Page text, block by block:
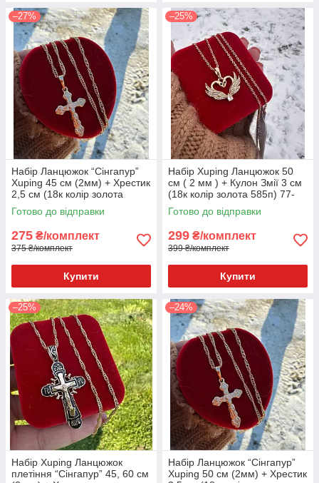
–27%
Набір Ланцюжок “Сінгапур”
Xuping 45 см (2мм) + Хрестик
2,5 см (18к колір золота
585п) 82-037-1
Готово до відправки
275 ₴/комплект
375 ₴/комплект
Купити
–25%
Набір Xuping Ланцюжок 50
см ( 2 мм ) + Кулон Змії 3 см
(18к колір золота 585п) 77-
132
Готово до відправки
299 ₴/комплект
399 ₴/комплект
Купити
–25%
Набір Xuping Ланцюжок
плетіння “Сінгапур” 45, 60 см
–24%
Набір Ланцюжок “Сінгапур”
Xuping 50 см (2мм) + Хрестик